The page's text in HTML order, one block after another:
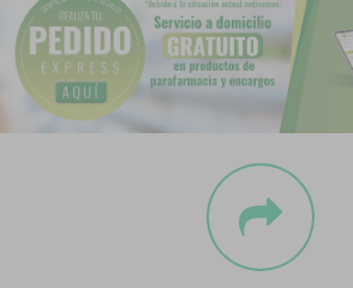
Blog
Contacto
Boletín